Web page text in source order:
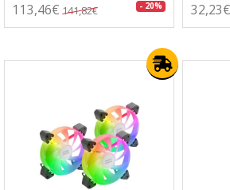
113,46€ 141,82€ - 20% 32,23€